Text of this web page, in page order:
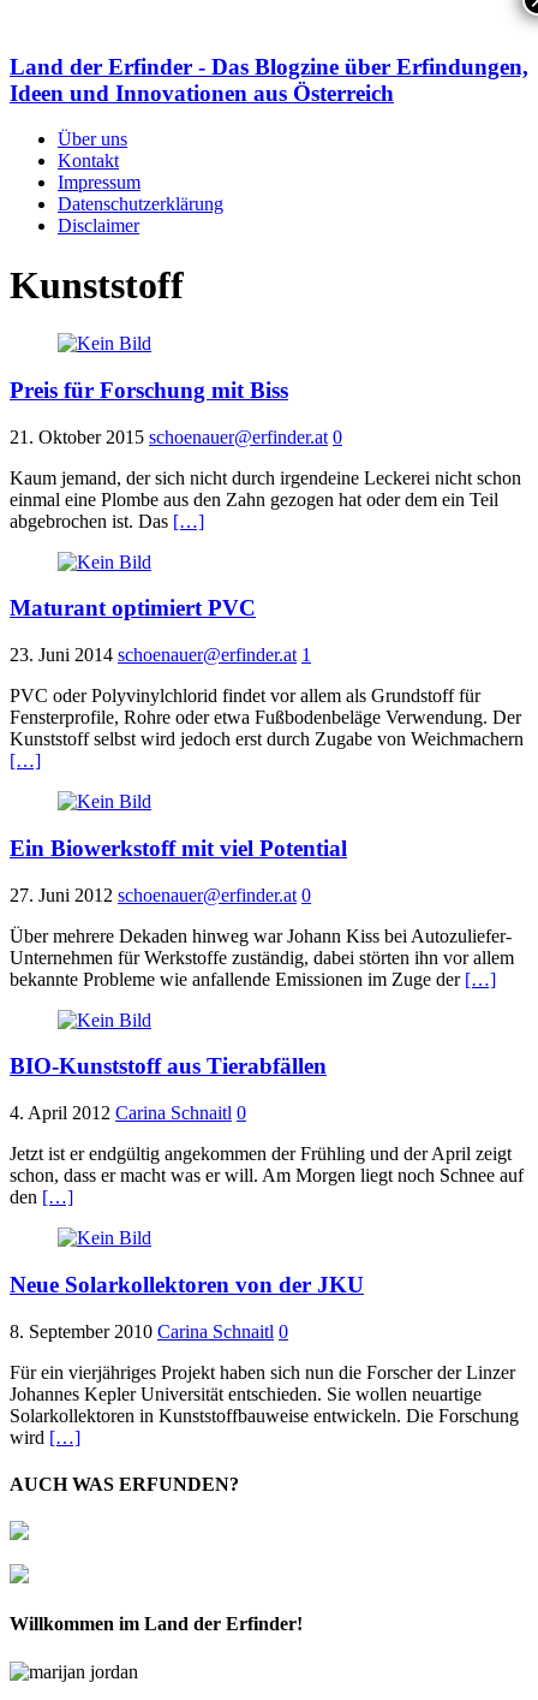
Land der Erfinder - Das Blogzine über Erfindungen,
Ideen und Innovationen aus Österreich
Über uns
Kontakt
Impressum
Datenschutzerklärung
Disclaimer
Kunststoff
Preis für Forschung mit Biss
21. Oktober 2015 schoenauer@erfinder.at 0
Kaum jemand, der sich nicht durch irgendeine Leckerei nicht schon
einmal eine Plombe aus den Zahn gezogen hat oder dem ein Teil
abgebrochen ist. Das […]
Maturant optimiert PVC
23. Juni 2014 schoenauer@erfinder.at 1
PVC oder Polyvinylchlorid findet vor allem als Grundstoff für
Fensterprofile, Rohre oder etwa Fußbodenbeläge Verwendung. Der
Kunststoff selbst wird jedoch erst durch Zugabe von Weichmachern
[…]
Ein Biowerkstoff mit viel Potential
27. Juni 2012 schoenauer@erfinder.at 0
Über mehrere Dekaden hinweg war Johann Kiss bei Autozuliefer-
Unternehmen für Werkstoffe zuständig, dabei störten ihn vor allem
bekannte Probleme wie anfallende Emissionen im Zuge der […]
BIO-Kunststoff aus Tierabfällen
4. April 2012 Carina Schnaitl 0
Jetzt ist er endgültig angekommen der Frühling und der April zeigt
schon, dass er macht was er will. Am Morgen liegt noch Schnee auf
den […]
Neue Solarkollektoren von der JKU
8. September 2010 Carina Schnaitl 0
Für ein vierjähriges Projekt haben sich nun die Forscher der Linzer
Johannes Kepler Universität entschieden. Sie wollen neuartige
Solarkollektoren in Kunststoffbauweise entwickeln. Die Forschung
wird […]
AUCH WAS ERFUNDEN?
Willkommen im Land der Erfinder!